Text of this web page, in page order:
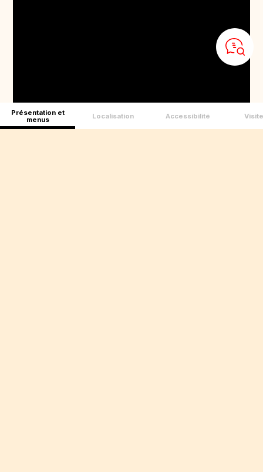
Présentation et
menus
Localisation Accessibilité